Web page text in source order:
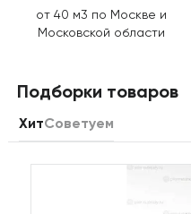
от 40 м3 по Москве и
Московской области
Подборки товаров
ХитСоветуем